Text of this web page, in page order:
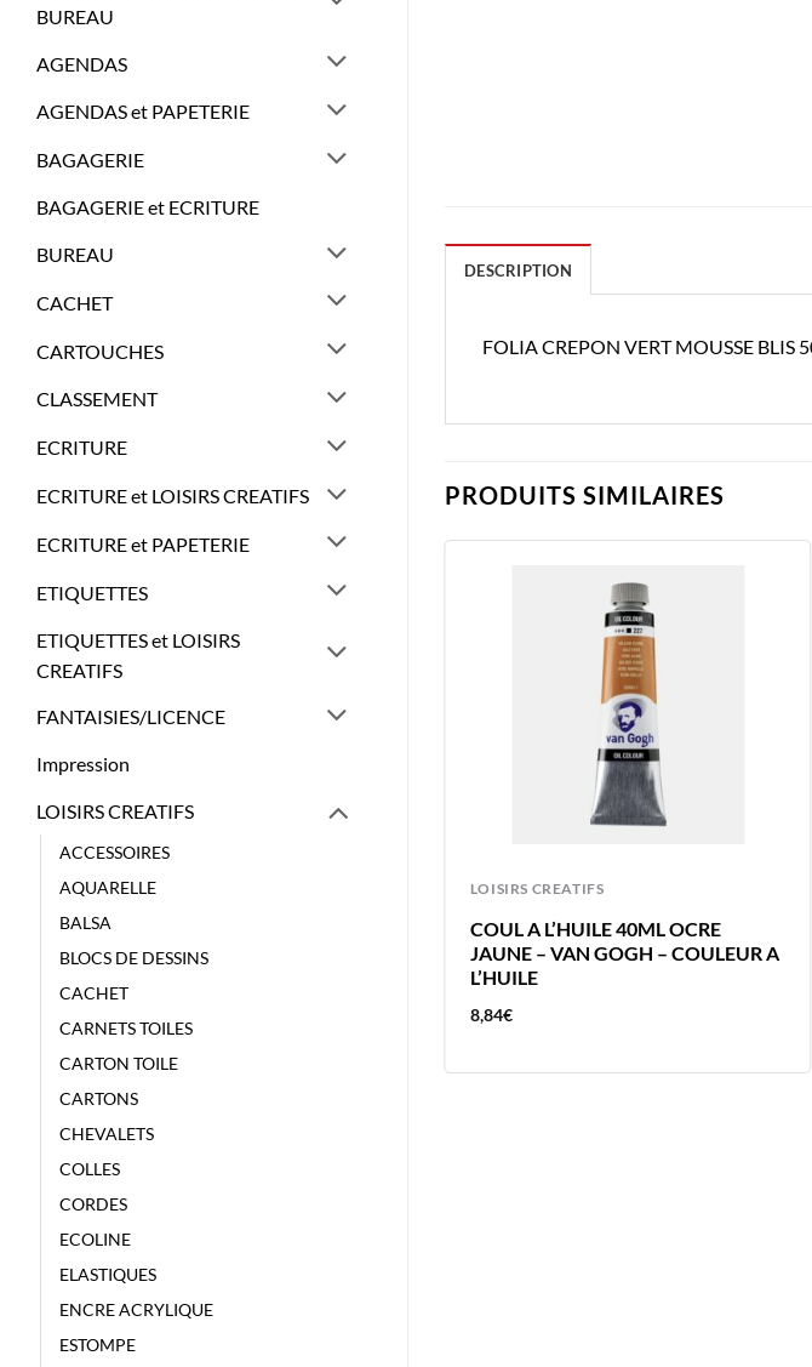
BUREAU
AGENDAS
AGENDAS et PAPETERIE
BAGAGERIE
BAGAGERIE et ECRITURE
BUREAU
CACHET
CARTOUCHES
CLASSEMENT
ECRITURE
ECRITURE et LOISIRS CREATIFS
ECRITURE et PAPETERIE
ETIQUETTES
ETIQUETTES et LOISIRS
CREATIFS
FANTAISIES/LICENCE
Impression
LOISIRS CREATIFS
ACCESSOIRES
AQUARELLE
BALSA
BLOCS DE DESSINS
CACHET
CARNETS TOILES
CARTON TOILE
CARTONS
CHEVALETS
COLLES
CORDES
ECOLINE
ELASTIQUES
ENCRE ACRYLIQUE
ESTOMPE
DESCRIPTION
FOLIA CREPON VERT MOUSSE BLIS
PRODUITS SIMILAIRES
LOISIRS CREATIFS
COUL A L’HUILE 40ML OCRE
JAUNE – VAN GOGH – COULEUR A
L’HUILE
8,84€
LOISIRS CREATIFS
COUL A L’HUILE 40ML JAUNE
NAPLES ROUGE – VAN GOGH –